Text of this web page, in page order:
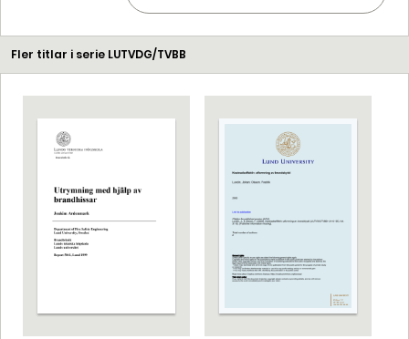
Fler titlar i serie LUTVDG/TVBB